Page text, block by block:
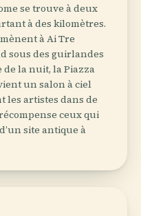
se trouve à deux
à des kilomètres.
à Ai Tre
sous des guirlandes
la nuit, la Piazza
un salon à ciel
les artistes dans de
ceux qui
site antique à